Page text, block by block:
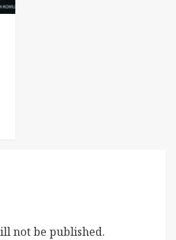
not be published.